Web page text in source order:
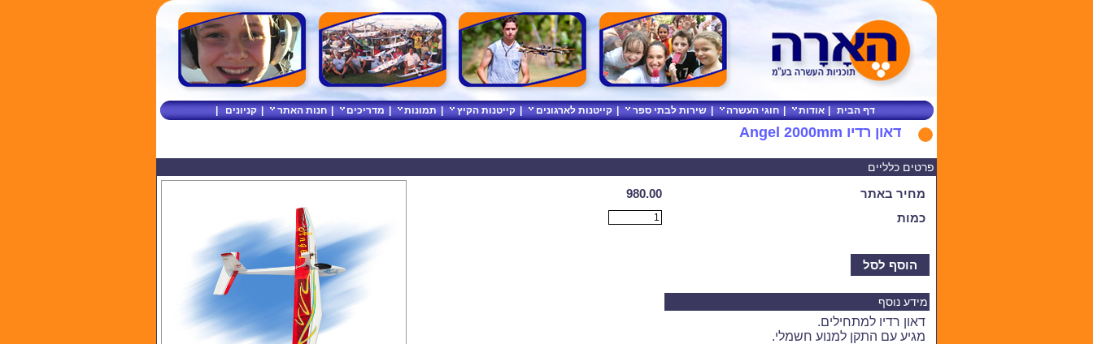
דף הבית אודות חוגי העשרה שירות לבתי ספר קייטנות לארגונים קייטנות הקיץ תמונות מדריכים חנות האתר קניונים
דאון רדיו Angel 2000mm
פרטים כלליים
מחיר באתר
980.00
כמות
הוסף לסל
מידע נוסף
דאון רדיו למתחילים.
מגיע עם התקן למנוע חשמלי.